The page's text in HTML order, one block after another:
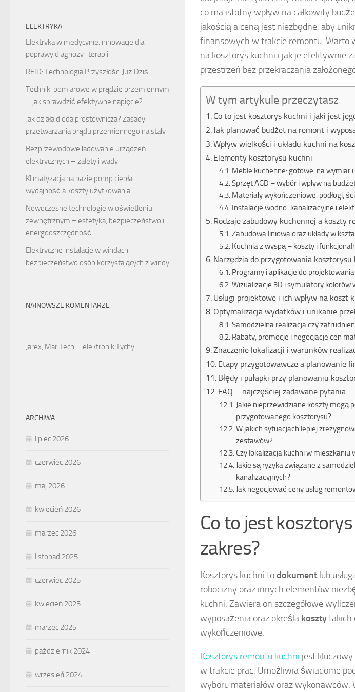
co ma istotny wpływ na całkowity
jakością a ceną jest niezbędne, aby
finansowych w trakcie remontu. Warto
na kosztorys kuchni i jak je efektywnie
przestrzeń bez przekraczania
W tym artykule przeczytasz
Co to jest kosztorys kuchni i jaki jest
Jak planować budżet na remont i
Wpływ wielkości i układu kuchni na
Elementy kosztorysu kuchni
Meble kuchenne: gotowe, na wymiar
Sprzęt AGD – wybór i wpływ na
Materiały wykończeniowe: podłogi,
Instalacje wodno-kanalizacyjne i
Rodzaje zabudowy kuchennej a koszty
Zabudowa liniowa oraz układy w
Kuchnia z wyspą – koszty i
Narzędzia do przygotowania kosztorysu
Programy i aplikacje do
Wizualizacje 3D i symulatory kolorów
Usługi projektowe i ich wpływ na koszt
Optymalizacja wydatków i unikanie
Samodzielna realizacja czy
Rabaty, promocje i negocjacje cen
Znaczenie lokalizacji i warunków
Etapy przygotowawcze a planowanie
Błędy i pułapki przy planowaniu
FAQ – najczęściej zadawane pytania
Jakie nieprzewidziane koszty mogą
przygotowanego kosztorysu?
W jakich sytuacjach lepiej
zestawów?
Czy lokalizacja kuchni w mieszkaniu
Jakie są ryzyka związane z
kanalizacyjnych?
Jak negocjować ceny usług
Co to jest
zakres?
Kosztorys kuchni todokument lub
robocizny oraz innych elementów
kuchni. Zawiera on szczegółowe
wyposażenia oraz określa kosztytakich
wykończeniowe.
Kosztorys remontu kuchni jest
w trakcie prac. Umożliwia świadome
wyboru materiałów oraz wykonawców.
ELEKTRYKA
Elektryka w medycynie: innowacje dla
poprawy diagnozy i terapii
RFID: Technologia Przyszłości Już Dziś
Techniki pomiarowe w prądzie przemiennym
– jak sprawdzić efektywne napięcie?
Jak działa dioda prostownicza? Zasady
przetwarzania prądu przemiennego na stały
Bezprzewodowe ładowanie urządzeń
elektrycznych – zalety i wady
Klimatyzacja na bazie pomp ciepła:
wydajność a koszty użytkowania
Nowoczesne technologie w oświetleniu
zewnętrznym − estetyka, bezpieczeństwo i
energooszczędność
Elektryczne instalacje w windach:
bezpieczeństwo osób korzystających z windy
NAJNOWSZE KOMENTARZE
Jarex, Mar Tech – elektronik Tychy
ARCHIWA
lipiec 2026
czerwiec 2026
maj 2026
kwiecień 2026
marzec 2026
listopad 2025
czerwiec 2025
kwiecień 2025
marzec 2025
październik 2024
wrzesień 2024